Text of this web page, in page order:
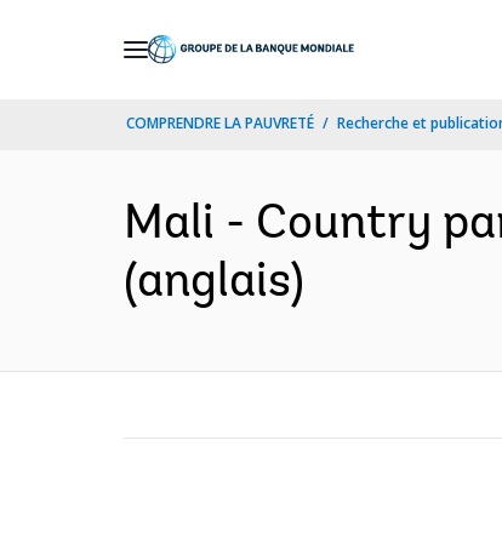
COMPRENDRE LA PAUVRETÉ Recherche et
Mali - Country
(anglais)